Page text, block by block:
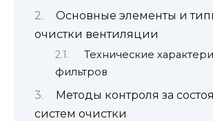
Основные элементы и
очистки вентиляции
Технические
фильтров
Методы контроля за
систем очистки